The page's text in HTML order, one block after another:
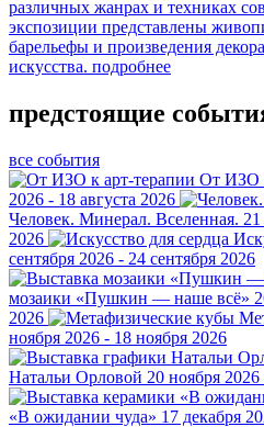
различных жанрах и техниках
экспозиции представлены
барельефы и произведения
искусства. подробнее
предстоящие
все события
От ИЗО
2026 - 18 августа 2026
Человек. Минерал. Вселенная. 21
2026
сентября 2026 - 24 сентября 2026
мозаики «Пушкин — наше всё»
2026
ноября 2026 - 18 ноября 2026
Натальи Орловой 20 ноября
«В ожидании чуда» 17 декабря